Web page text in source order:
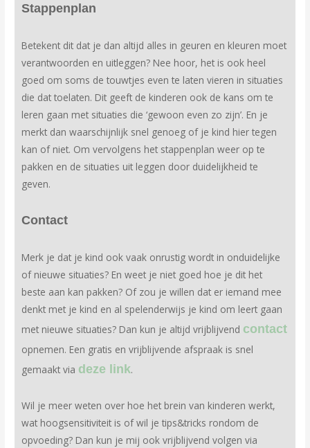
Stappenplan
Betekent dit dat je dan altijd alles in geuren en kleuren moet
verantwoorden en uitleggen? Nee hoor, het is ook heel
goed om soms de touwtjes even te laten vieren in situaties
die dat toelaten. Dit geeft de kinderen ook de kans om te
leren gaan met situaties die ‘gewoon even zo zijn’. En je
merkt dan waarschijnlijk snel genoeg of je kind hier tegen
kan of niet. Om vervolgens het stappenplan weer op te
pakken en de situaties uit leggen door duidelijkheid te
geven.
Contact
Merk je dat je kind ook vaak onrustig wordt in onduidelijke
of nieuwe situaties? En weet je niet goed hoe je dit het
beste aan kan pakken? Of zou je willen dat er iemand mee
denkt met je kind en al spelenderwijs je kind om leert gaan
met nieuwe situaties? Dan kun je altijd vrijblijvend contact
opnemen. Een gratis en vrijblijvende afspraak is snel
gemaakt via deze link.
Wil je meer weten over hoe het brein van kinderen werkt,
wat hoogsensitiviteit is of wil je tips&tricks rondom de
opvoeding? Dan kun je mij ook vrijblijvend volgen via